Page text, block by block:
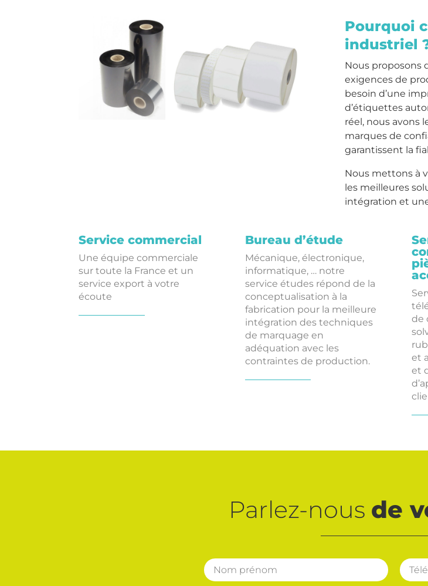
Pourquoi
industriel
Nous proposons
exigences de
besoin d’une
d’étiquettes
réel, nous avons
marques de
garantissent la
Nous mettons à
les meilleures
intégration et
Service commercial
Une équipe commerciale
sur toute la France et un
service export à votre
écoute
Bureau d’étude
Mécanique, électronique,
informatique, … notre
service études répond de la
conceptualisation à la
fabrication pour la meilleure
intégration des techniques
de marquage en
adéquation avec les
contraintes de production.
de
et
et
Parlez-nous de